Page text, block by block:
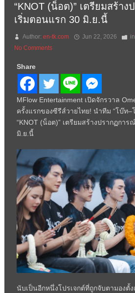
“KNOT (น็อต)” เตรียมสร้า
เริ่มตอนแรก 30 มิ.ย.นี้
Author: en-tk.com Jun 22, 2026 in
No Comments
Share
MFlow Entertainment เปิดจักรวาล
ครั้งแรกของซีรีส์วายไทย! นำทีม “โบ๊ท–
“KNOT (น็อต)” เตรียมสร้างปรากฏกา
มิ.ย.นี้
นับเป็นอีกหนึ่งโปรเจกต์ที่ถูกจับตามองตั้